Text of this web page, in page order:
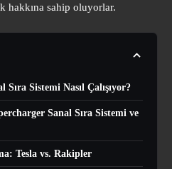
hakkına sahip oluyorlar.
Sıra Sistemi Nasıl Çalışıyor?
Sanal Sıra Sistemi ve
Tesla vs. Rakipler